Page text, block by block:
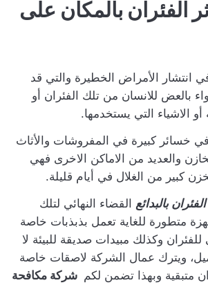
الفئران بالمكان على
انتشار الأمراض الخطيرة والتي قد
بالعض للانسان من تلك الفئران أو
الاشياء التي يستخدمها.
خسائر كبيرة في المفروشات والأثاث
والعديد من الاماكن الاخرى فهي
كبير من الغلال في أيام قليلة.
بالبدائع القضاء النهائي لتلك
متطورة للغاية تعمل بذبذبات خاصة
وكذلك مبيدات صديقة للبيئة لا
ويترك عمال الشركة لاصقات خاصة
متبقية وبهذا تضمن لكم شركة مكافحة